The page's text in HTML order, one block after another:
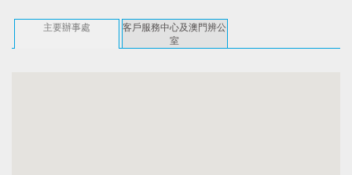
主要辦事處
客戶服務中心及澳門辨公
室